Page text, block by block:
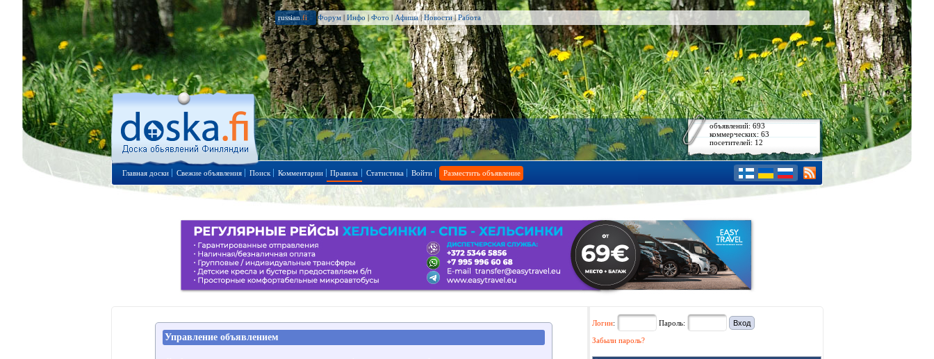
russian.fi Форум | Инфо | Фото | Афиша|Новости|Работа
объявлений: 693
коммерческих: 63
посетителей: 12
Главная доски Свежие объявления Поиск Комментарии Правила Статистика Войти Разместить объявление
Управление объявлением
Логин: Пароль:
Забыли пароль?